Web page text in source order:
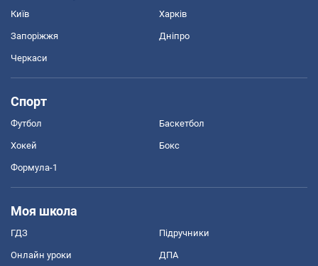
Київ Харків
Запоріжжя Дніпро
Черкаси
Спорт
Футбол Баскетбол
Хокей Бокс
Формула-1
Моя школа
ГДЗ Підручники
Онлайн уроки ДПА